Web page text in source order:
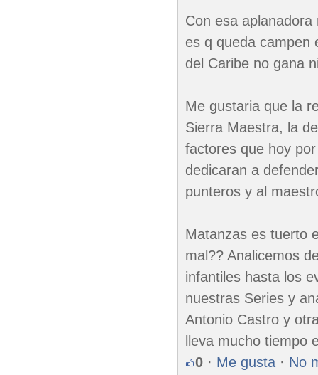
Con esa
es q queda campen
del Caribe no gana
Me gustaria que la
Sierra Maestra, la
factores que hoy
dedicaran a
punteros y al
Matanzas es tuerto
mal?? Analicemos
infantiles hasta los
nuestras Series y
Antonio Castro y
lleva mucho tiempo
0 · Me gusta · No